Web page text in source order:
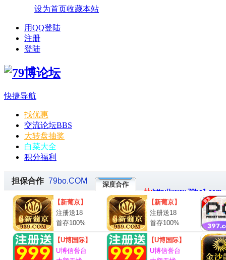
设为首页收藏本站
用QQ登陆
注册
登陆
快捷导航
找优惠
交流论坛BBS
大转盘抽奖
白菜大全
积分福利